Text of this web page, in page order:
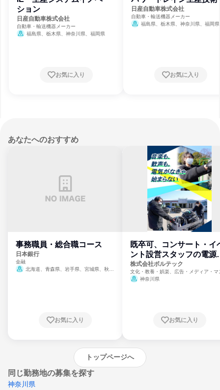
ション
日産自動車株式会社
自動車・輸送機器メーカー
福島県、栃木県、神奈川県、福岡県
お気に入り
日産自動車株式会社
自動車・輸送機器メーカー
福島県、栃木県、神奈川県、福岡県
お気に入り
あなたへのおすすめ
事務職員・総合職コース
日本銀行
金融
北海道、青森県、岩手県、宮城県、秋田
崎県、熊本県、大分県、宮崎県、鹿児島県、
お気に入り
既卒可、コンサート・イ
ント設営スタッフの電源
門
株式会社ボルテック
文化・教養・娯楽、広告・メディア・マ
ミ、電力・ガス・水道・エネルギー
神奈川県
お気に入り
トップページへ
同じ勤務地の募集を探す
神奈川県